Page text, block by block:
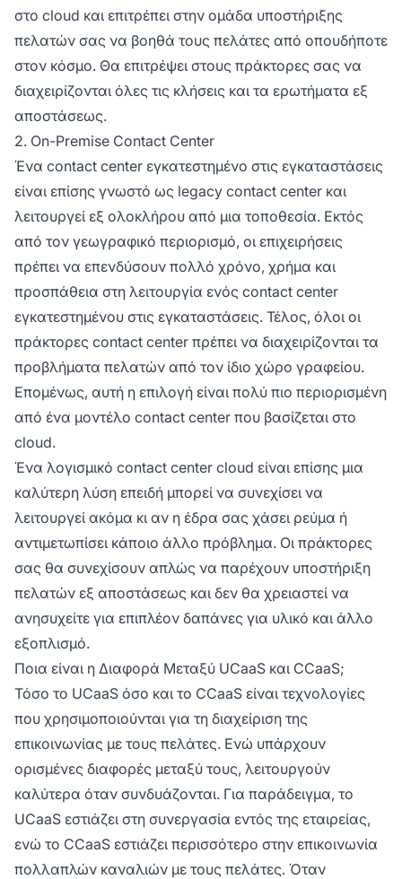
στο cloud και επιτρέπει στην ομάδα υποστήριξης
πελατών σας να βοηθά τους πελάτες από οπουδήποτε
στον κόσμο. Θα επιτρέψει στους πράκτορες σας να
διαχειρίζονται όλες τις κλήσεις και τα ερωτήματα εξ
αποστάσεως.
2. On-Premise Contact Center
Ένα contact center εγκατεστημένο στις εγκαταστάσεις
είναι επίσης γνωστό ως legacy contact center και
λειτουργεί εξ ολοκλήρου από μια τοποθεσία. Εκτός
από τον γεωγραφικό περιορισμό, οι επιχειρήσεις
πρέπει να επενδύσουν πολλό χρόνο, χρήμα και
προσπάθεια στη λειτουργία ενός contact center
εγκατεστημένου στις εγκαταστάσεις. Τέλος, όλοι οι
πράκτορες contact center πρέπει να διαχειρίζονται τα
προβλήματα πελατών από τον ίδιο χώρο γραφείου.
Επομένως, αυτή η επιλογή είναι πολύ πιο περιορισμένη
από ένα μοντέλο contact center που βασίζεται στο
cloud.
Ένα λογισμικό contact center cloud είναι επίσης μια
καλύτερη λύση επειδή μπορεί να συνεχίσει να
λειτουργεί ακόμα κι αν η έδρα σας χάσει ρεύμα ή
αντιμετωπίσει κάποιο άλλο πρόβλημα. Οι πράκτορες
σας θα συνεχίσουν απλώς να παρέχουν υποστήριξη
πελατών εξ αποστάσεως και δεν θα χρειαστεί να
ανησυχείτε για επιπλέον δαπάνες για υλικό και άλλο
εξοπλισμό.
Ποια είναι η Διαφορά Μεταξύ UCaaS και CCaaS;
Τόσο το UCaaS όσο και το CCaaS είναι τεχνολογίες
που χρησιμοποιούνται για τη διαχείριση της
επικοινωνίας με τους πελάτες. Ενώ υπάρχουν
ορισμένες διαφορές μεταξύ τους, λειτουργούν
καλύτερα όταν συνδυάζονται. Για παράδειγμα, το
UCaaS εστιάζει στη συνεργασία εντός της εταιρείας,
ενώ το CCaaS εστιάζει περισσότερο στην επικοινωνία
πολλαπλών καναλιών με τους πελάτες. Όταν